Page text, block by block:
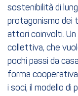
sostenibilità di
protagonismo dei
attori coinvolti.
collettiva, che
pochi passi da
forma
i soci, il modello di